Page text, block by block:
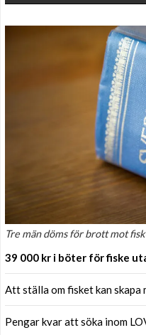
Tre män döms för brott mot
39 000 kr i böter för fiske
Att ställa om fisket kan skapa
Pengar kvar att söka inom